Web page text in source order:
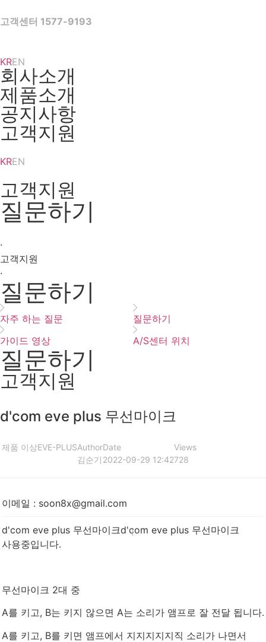
to
고객센터 1577-9193
KREN
회사소개
제품소개
공지사항
고객지원
KREN
고객지원
질문하기
·
고객지원
·
질문하기
자주 하는 질문
질문하기
가이드 영상
A/S센터 위치
질문하기
고객지원
d'com eve plus 무선마이크
제품 이상EVE-PLUSAuthor
김순기
Date
2022-09-29 12:42
Views
728
이메일 : soon8x@gmail.com
d'com eve plus 무선마이크d'com eve plus 무선마이크
사용중입니다.
무선마이크 2대 중
A를 키고, B는 키지 않으면 A는 소리가 앰프로 잘 전달 됩니다.
A를 키고, B를 키면 앰프에서 지지지지지직 소리가 나면서